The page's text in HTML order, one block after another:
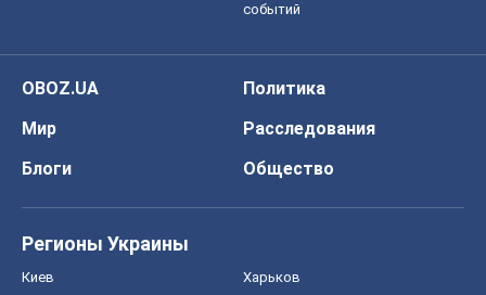
событий
OBOZ.UA
Политика
Мир
Расследования
Блоги
Общество
Регионы Украины
Киев Харьков